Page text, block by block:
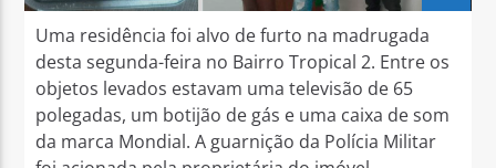
Uma residência foi alvo de furto na madrugada
desta segunda-feira no Bairro Tropical 2. Entre os
objetos levados estavam uma televisão de 65
polegadas, um botijão de gás e uma caixa de som
da marca Mondial. A guarnição da Polícia Militar